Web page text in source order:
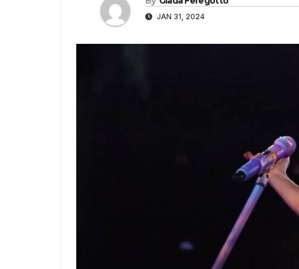
JAN 31, 2024